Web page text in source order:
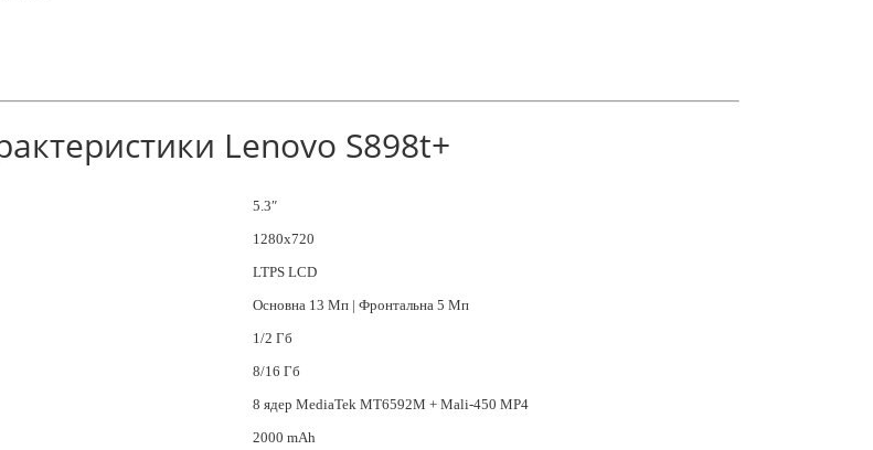
Lenovo S898t+
5.3″
1280х720
LTPS LCD
Основна 13 Мп | Фронтальна 5 Мп
1/2 Гб
8/16 Гб
8 ядер MediaTek MT6592M + Mali-450 MP4
2000 mAh